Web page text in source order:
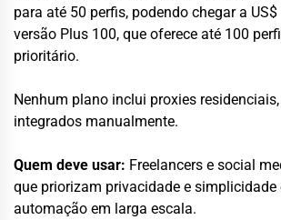
para até 50 perfis, podendo chegar a
versão Plus 100, que oferece até 100
prioritário.
Nenhum plano inclui proxies
integrados manualmente.
Quem deve usar: Freelancers e social
que priorizam privacidade e simplicidade
automação em larga escala.